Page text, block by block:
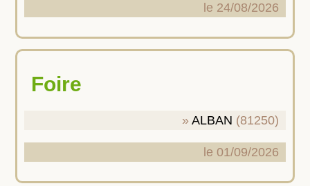
le 24/08/2026
Foire
ALBAN (81250)
le 01/09/2026